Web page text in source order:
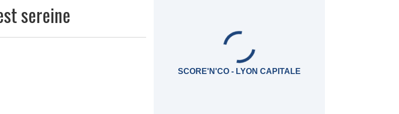
sereine
SCORE'N'CO - LYON CAPITALE